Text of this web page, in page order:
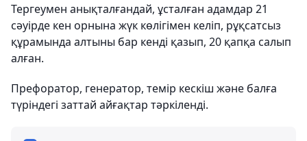
Тергеумен анықталғандай, ұсталған адамдар 21
сәуірде кен орнына жүк көлігімен келіп, рұқсатсыз
құрамында алтыны бар кенді қазып, 20 қапқа салып
алған.
Префоратор, генератор, темір кескіш және балға
түріндегі заттай айғақтар тәркіленді.